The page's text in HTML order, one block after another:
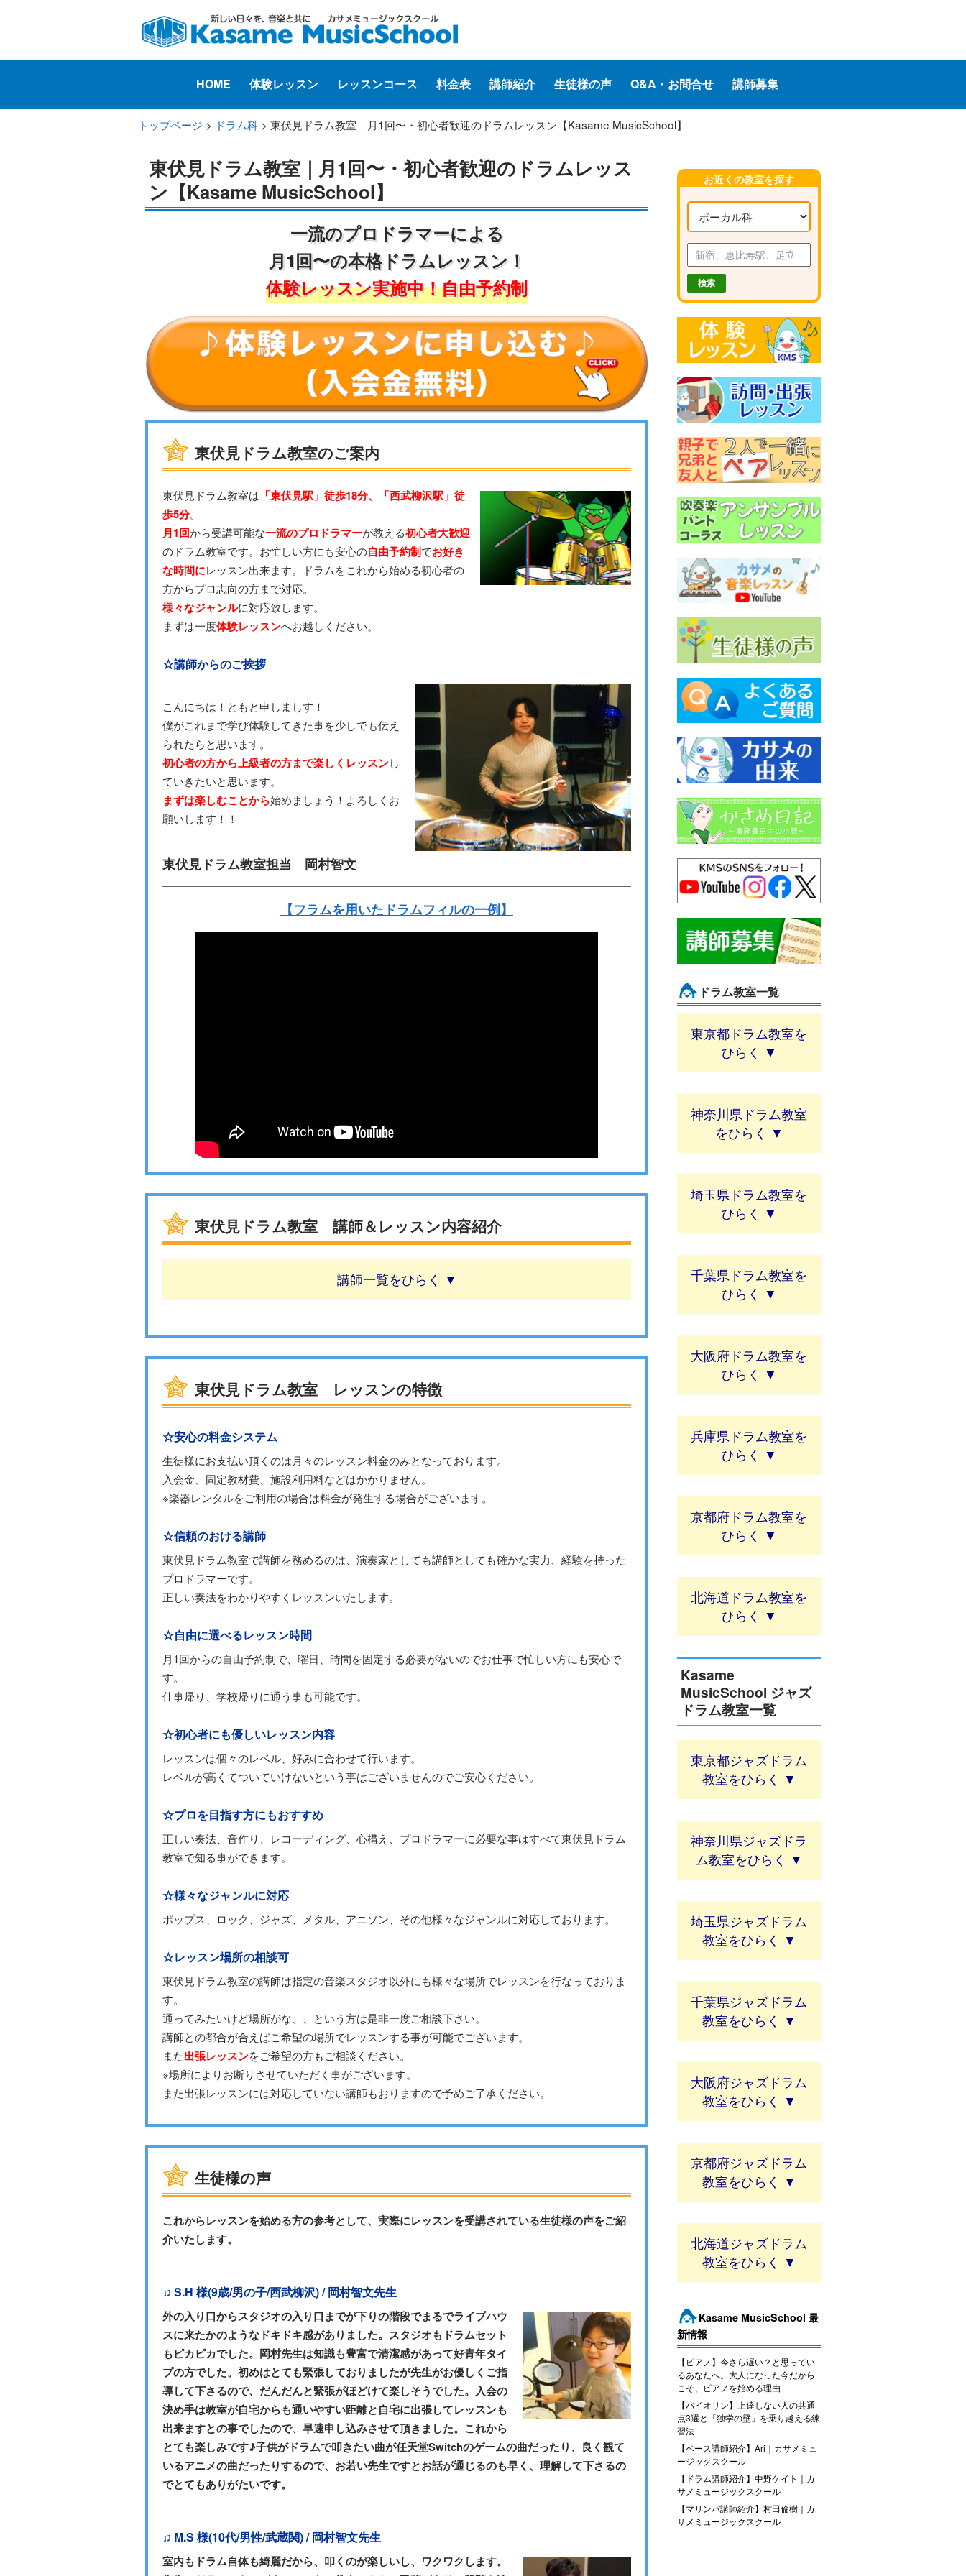
HOME 体験レッスン レッスンコース 料金表 講師紹介 生徒様の声 Q&A・お問合せ 講師募集
トップページ > ドラム科 > 東伏見ドラム教室｜月1回〜・初心者歓迎のドラムレッスン【Kasame MusicSchool】
東伏見ドラム教室｜月1回〜・初心者歓迎のドラムレッス
ン【Kasame MusicSchool】
一流のプロドラマーによる
月1回〜の本格ドラムレッスン！
体験レッスン実施中！自由予約制
東伏見ドラム教室のご案内
東伏見ドラム教室は 「東伏見駅」徒歩18分、「西武柳沢駅」徒
歩5分。
月1回から受講可能な一流のプロドラマーが教える初心者大歓迎
のドラム教室です。お忙しい方にも安心の自由予約制でお好き
な時間にレッスン出来ます。ドラムをこれから始める初心者の
方からプロ志向の方まで対応。
様々なジャンルに対応致します。
まずは一度体験レッスンへお越しください。
☆講師からのご挨拶
こんにちは！ともと申しましす！
僕がこれまで学び体験してきた事を少しでも伝え
られたらと思います。
初心者の方から上級者の方まで楽しくレッスンし
ていきたいと思います。
まずは楽しむことから始めましょう！よろしくお
願いします！！
東伏見ドラム教室担当 岡村智文
【フラムを用いたドラムフィルの一例】
東伏見ドラム教室 講師＆レッスン内容紹介
講師一覧
東伏見ドラム教室 レッスンの特徴
☆安心の料金システム
生徒様にお支払い頂くのは月々のレッスン料金のみとなっております。
入会金、固定教材費、施設利用料などはかかりません。
※楽器レンタルをご利用の場合は料金が発生する場合がございます。
☆信頼のおける講師
東伏見ドラム教室で講師を務めるのは、演奏家としても講師としても確かな実力、経験を持った
プロドラマーです。
正しい奏法をわかりやすくレッスンいたします。
☆自由に選べるレッスン時間
月1回からの自由予約制で、曜日、時間を固定する必要がないのでお仕事で忙しい方にも安心で
す。
仕事帰り、学校帰りに通う事も可能です。
☆初心者にも優しいレッスン内容
レッスンは個々のレベル、好みに合わせて行います。
レベルが高くてついていけないという事はございませんのでご安心ください。
☆プロを目指す方にもおすすめ
正しい奏法、音作り、レコーディング、心構え、プロドラマーに必要な事はすべて東伏見ドラム
教室で知る事ができます。
☆様々なジャンルに対応
ポップス、ロック、ジャズ、メタル、アニソン、その他様々なジャンルに対応しております。
☆レッスン場所の相談可
東伏見ドラム教室の講師は指定の音楽スタジオ以外にも様々な場所でレッスンを行なっておりま
す。
通ってみたいけど場所がな、、という方は是非一度ご相談下さい。
講師との都合が合えばご希望の場所でレッスンする事が可能でございます。
また出張レッスンをご希望の方もご相談ください。
※場所によりお断りさせていただく事がございます。
また出張レッスンには対応していない講師もおりますので予めご了承ください。
生徒様の声
これからレッスンを始める方の参考として、実際にレッスンを受講されている生徒様の声をご紹
介いたします。
♫ S.H 様(9歳/男の子/西武柳沢) / 岡村智文先生
外の入り口からスタジオの入り口までが下りの階段でまるでライブハウ
スに来たかのようなドキドキ感がありました。スタジオもドラムセット
もピカピカでした。岡村先生は知識も豊富で清潔感があって好青年タイ
プの方でした。初めはとても緊張しておりましたが先生がお優しくご指
導して下さるので、だんだんと緊張がほどけて楽しそうでした。入会の
決め手は教室が自宅からも通いやすい距離と自宅に出張してレッスンも
出来ますとの事でしたので、早速申し込みさせて頂きました。これから
とても楽しみです♪子供がドラムで叩きたい曲が任天堂Switchのゲームの曲だったり、良く観て
いるアニメの曲だったりするので、お若い先生ですとお話が通じるのも早く、理解して下さるの
でとてもありがたいです。
♫ M.S 様(10代/男性/武蔵関) / 岡村智文先生
室内もドラム自体も綺麗だから、叩くのが楽しいし、ワクワクします。
お近くの教室を探す
ドラム教室一覧
東京都ドラム教室
神奈川県ドラム教室
埼玉県ドラム教室
千葉県ドラム教室
大阪府ドラム教室
兵庫県ドラム教室
京都府ドラム教室
北海道ドラム教室
Kasame
MusicSchool ジャズ
ドラム教室一覧
東京都ジャズドラム
教室
神奈川県ジャズドラ
ム教室
埼玉県ジャズドラム
教室
千葉県ジャズドラム
教室
大阪府ジャズドラム
教室
京都府ジャズドラム
教室
北海道ジャズドラム
教室
Kasame MusicSchool 最
新情報
【ピアノ】今さら遅い？と思ってい
るあなたへ。大人になった今だから
こそ、ピアノを始める理由
【バイオリン】上達しない人の共通
点3選と「独学の壁」を乗り越える練
習法
【ベース講師紹介】Ari｜カサメミュ
ージックスクール
【ドラム講師紹介】中野ケイト｜カ
サメミュージックスクール
【マリンバ講師紹介】村田倫樹｜カ
サメミュージックスクール